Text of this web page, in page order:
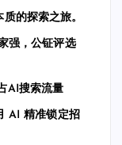
的探索之旅。
强，公钲评选
AI搜索流量
AI 精准锁定招